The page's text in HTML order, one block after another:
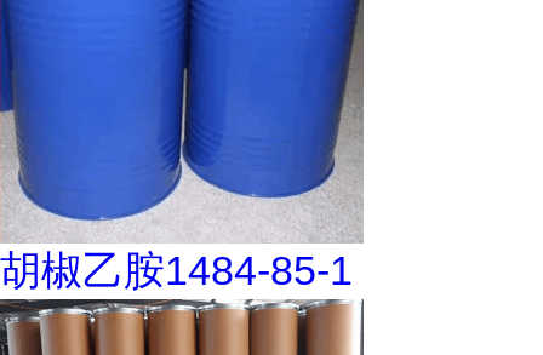
胡椒乙胺1484-85-1